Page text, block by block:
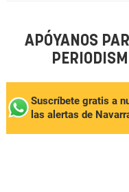
APÓYANOS
Suscríbete gratis a
las alertas de